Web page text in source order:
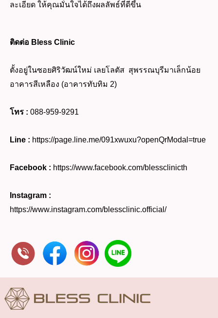
ละเอียด ให้คุณมั่นใจได้ถึงผลลัพธ์ที่ดีขึ้น
ติดต่อ Bless Clinic
ตั้งอยู่ในซอยศิริวัฒน์ใหม่ เลยโลตัส สุพรรณบุรีมาเล็กน้อย
อาคารสีเหลือง (อาคารทับทิม 2)
โทร : 088-959-9291
Line : https://page.line.me/091xwuxu?openQrModal=true
Facebook : https://www.facebook.com/blessclinicth
Instagram :
https://www.instagram.com/blessclinic.official/